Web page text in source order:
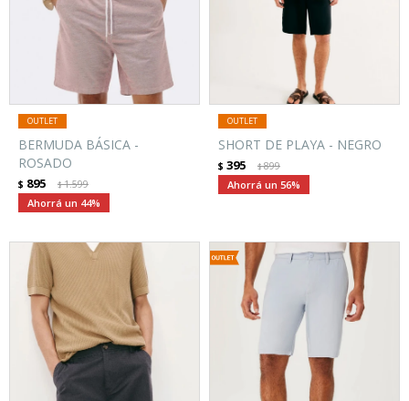
BERMUDA BÁSICA -
ROSADO
$ 895 $1.599
44
SHORT DE PLAYA - NEGRO
$ 395 $899
56